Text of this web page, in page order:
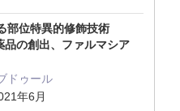
部位特異的修飾技術
の創出、ファルマシア
ドゥール
年6月